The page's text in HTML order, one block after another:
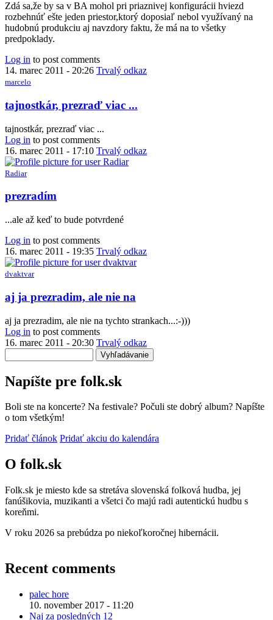
Zdá sa,že by sa v BA mohol pri priaznivej konfigurácii hviezd
rozbehnúť ešte jeden priestor,ktorý doposiaľ nebol využívaný na
hudobnú produkciu aj navzdory faktu, že má na to všetky
predpoklady.
Log in to post comments
14. marec 2011 - 20:26 Trvalý odkaz
marcelo
In
reply
to
možno
aj
viac
by
Radiar
tajnostkár, prezraď viac ...
tajnostkár, prezraď viac ...
Log in to post comments
16. marec 2011 - 17:10 Trvalý odkaz
Radiar
In
reply
tajnostkár,
prezraď
viac
...
by
marcelo
prezradím
...ale až keď to bude potvrdené
Log in to post comments
16. marec 2011 - 19:35 Trvalý odkaz
dvaktvar
aj ja prezradim, ale nie na
aj ja prezradim, ale nie na tychto strankach...:-)))
Log in to post comments
16. marec 2011 - 20:30 Trvalý odkaz
Napíšte pre folk.sk
Boli ste na koncerte? Na festivale? Počuli ste dobrý album? Napíšte
o tom všetkým!
Pridať článok Pridať akciu do kalendára
O folk.sk
Folk.sk je miesto kde sa stretáva slovenská folková hudba, jej
fanúšikovia, muzikanti a všetci čo majú radi autentickú hudbu s
koreňmi.
V roku 2026 sa prebúdza po niekoľkoročnej hibernácii.
Recent comments
palec hore
10. november 2017 - 11:20
Naj za posledných 12